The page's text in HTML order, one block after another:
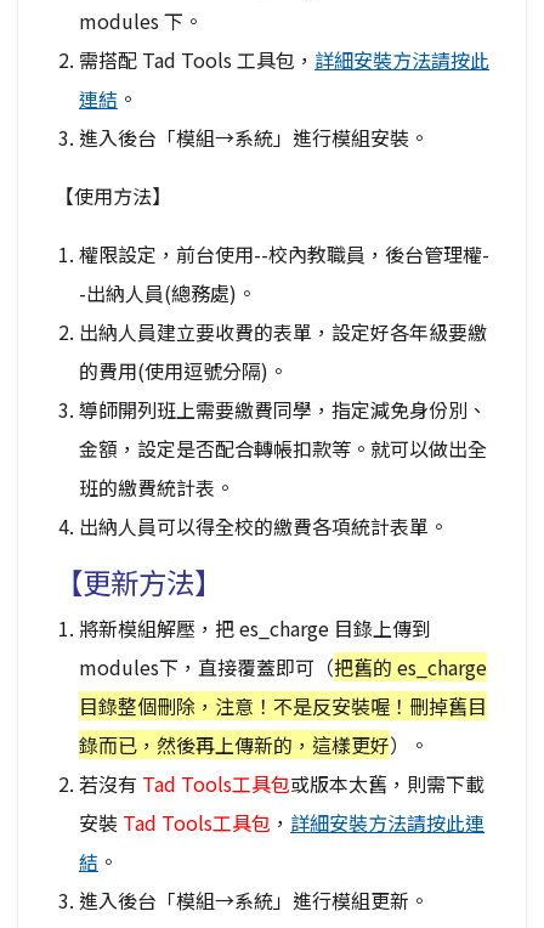
modules 下。
需搭配 Tad Tools 工具包， 詳細安裝方法請按此
連結 。
進入後台「模組→系統」進行模組安裝。
【使用方法】
權限設定，前台使用--校內教職員，後台管理權-
-出納人員(總務處)。
出納人員建立要收費的表單，設定好各年級要繳
的費用(使用逗號分隔)。
導師開列班上需要繳費同學，指定減免身份別、
金額，設定是否配合轉帳扣款等。就可以做出全
班的繳費統計表。
出納人員可以得全校的繳費各項統計表單。
【更新方法】
將新模組解壓，把 es_charge 目錄上傳到
modules下，直接覆蓋即可（把舊的 es_charge
目錄整個刪除，注意！不是反安裝喔！刪掉舊目
錄而已，然後再上傳新的，這樣更好）。
若沒有 Tad Tools工具包或版本太舊，則需下載
安裝 Tad Tools工具包 ， 詳細安裝方法請按此連
結 。
進入後台「模組→系統」進行模組更新。